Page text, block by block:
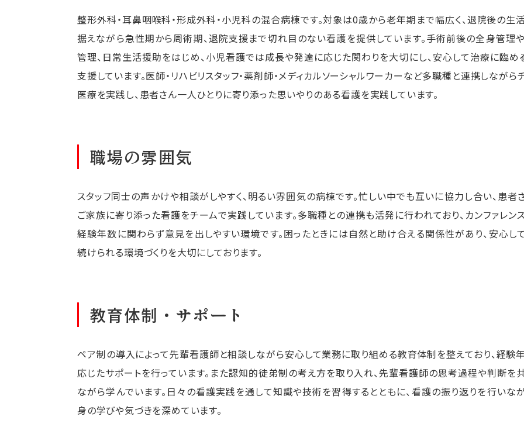
整形外科・耳鼻咽喉科・形成外科・小児科の混合病棟です。対象は0歳から老年期まで幅広く、退院後の生
据えながら急性期から周術期、退院支援まで切れ目のない看護を提供しています。手術前後の全身管理
管理、日常生活援助をはじめ、小児看護では成長や発達に応じた関わりを大切にし、安心して治療に臨め
支援しています。医師・リハビリスタッフ・薬剤師・メディカルソーシャルワーカーなど多職種と連携しながら
医療を実践し、患者さん一人ひとりに寄り添った思いやりのある看護を実践しています。
職場の雰囲気
スタッフ同士の声かけや相談がしやすく、明るい雰囲気の病棟です。忙しい中でも互いに協力し合い、患者
ご家族に寄り添った看護をチームで実践しています。多職種との連携も活発に行われており、カンファレン
経験年数に関わらず意見を出しやすい環境です。困ったときには自然と助け合える関係性があり、安心し
続けられる環境づくりを大切にしております。
教育体制・サポート
ペア制の導入によって先輩看護師と相談しながら安心して業務に取り組める教育体制を整えており、経験
応じたサポートを行っています。また認知的徒弟制の考え方を取り入れ、先輩看護師の思考過程や判断を
ながら学んでいます。日々の看護実践を通して知識や技術を習得するとともに、看護の振り返りを行いな
身の学びや気づきを深めています。